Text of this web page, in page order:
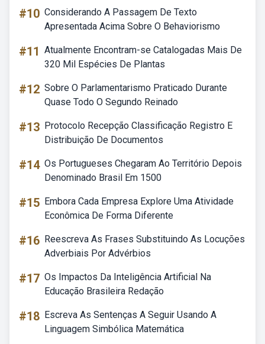
#10 Considerando A Passagem De Texto
Apresentada Acima Sobre O Behaviorismo
#11 Atualmente Encontram-se Catalogadas Mais De
320 Mil Espécies De Plantas
#12 Sobre O Parlamentarismo Praticado Durante
Quase Todo O Segundo Reinado
#13 Protocolo Recepção Classificação Registro E
Distribuição De Documentos
#14 Os Portugueses Chegaram Ao Território Depois
Denominado Brasil Em 1500
#15 Embora Cada Empresa Explore Uma Atividade
Econômica De Forma Diferente
#16 Reescreva As Frases Substituindo As Locuções
Adverbiais Por Advérbios
#17 Os Impactos Da Inteligência Artificial Na
Educação Brasileira Redação
#18 Escreva As Sentenças A Seguir Usando A
Linguagem Simbólica Matemática